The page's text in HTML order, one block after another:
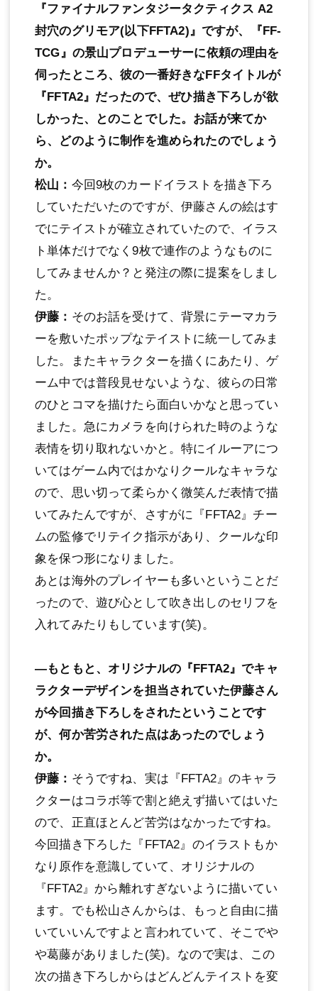
『ファイナルファンタジータクティクス A2
封穴のグリモア(以下FFTA2)』ですが、『FF-
TCG』の景山プロデューサーに依頼の理由を
伺ったところ、彼の一番好きなFFタイトルが
『FFTA2』だったので、ぜひ描き下ろしが欲
しかった、とのことでした。お話が来てか
ら、どのように制作を進められたのでしょう
か。
松山： 今回9枚のカードイラストを描き下ろ
していただいたのですが、伊藤さんの絵はす
でにテイストが確立されていたので、イラス
ト単体だけでなく9枚で連作のようなものに
してみませんか？と発注の際に提案をしまし
た。
伊藤： そのお話を受けて、背景にテーマカラ
ーを敷いたポップなテイストに統一してみま
した。またキャラクターを描くにあたり、ゲ
ーム中では普段見せないような、彼らの日常
のひとコマを描けたら面白いかなと思ってい
ました。急にカメラを向けられた時のような
表情を切り取れないかと。特にイルーアにつ
いてはゲーム内ではかなりクールなキャラな
ので、思い切って柔らかく微笑んだ表情で描
いてみたんですが、さすがに『FFTA2』チー
ムの監修でリテイク指示があり、クールな印
象を保つ形になりました。
あとは海外のプレイヤーも多いということだ
ったので、遊び心として吹き出しのセリフを
入れてみたりもしています(笑)。
―もともと、オリジナルの『FFTA2』でキャ
ラクターデザインを担当されていた伊藤さん
が今回描き下ろしをされたということです
が、何か苦労された点はあったのでしょう
か。
伊藤： そうですね、実は『FFTA2』のキャラ
クターはコラボ等で割と絶えず描いてはいた
ので、正直ほとんど苦労はなかったですね。
今回描き下ろした『FFTA2』のイラストもか
なり原作を意識していて、オリジナルの
『FFTA2』から離れすぎないように描いてい
ます。でも松山さんからは、もっと自由に描
いていいんですよと言われていて、そこでや
や葛藤がありました(笑)。なので実は、この
次の描き下ろしからはどんどんテイストを変